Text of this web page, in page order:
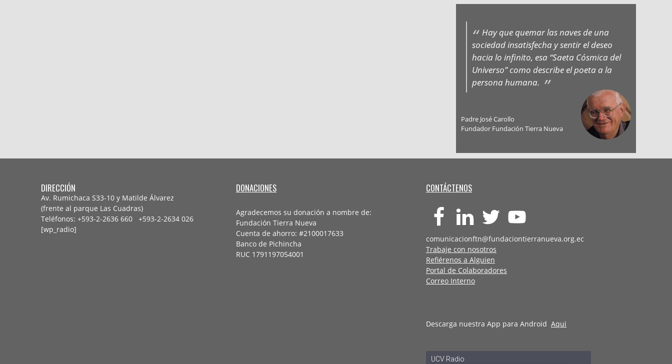
Hay que quemar las naves de una
sociedad insatisfecha y sentir el deseo
hacia lo infinito, esa “Saeta Cósmica del
Universo” como describe el poeta a la
persona humana.
Padre José Carollo
Fundador Fundación Tierra Nueva
DIRECCIÓN
Av. Rumichaca S33-10 y Matilde Álvarez
(frente al parque Las Cuadras)
Teléfonos: +593-2-2636 660 +593-2-2634 026
[wp_radio]
DONACIONES
Agradecemos su donación a nombre de:
Fundación Tierra Nueva
Cuenta de ahorro: #2100017633
Banco de Pichincha
RUC 1791197054001
CONTÁCTENOS
comunicacionftn@fundaciontierranueva.org.ec
Trabaje con nosotros
Refiérenos a Alguien
Portal de Colaboradores
Correo Interno
Descarga nuestra App para Android Aqui